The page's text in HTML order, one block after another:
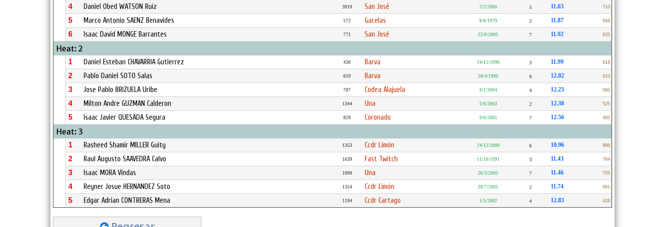
4 Daniel Obed WATSON Ruiz 3919 San José 2/2/2000 5 11.63 710
5 Marco Antonio SAENZ Benavides 572 Gacelas 8/6/1979 2 11.87 648
6 Isaac David MONGE Barrantes 771 San José 22/6/2005 7 11.92 635
Heat: 2
1 Daniel Esteban CHAVARRIA Gutierrez 430 Barva 14/11/1996 3 11.99 618
2 Pablo Daniel SOTO Salas 619 Barva 28/4/1999 6 12.02 610
3 Jose Pablo BRIZUELA Uribe 707 Codea Alajuela 9/1/2004 4 12.23 560
4 Milton Andre GUZMAN Calderon 1344 Una 5/6/2003 2 12.38 525
5 Isaac Javier QUESADA Segura 829 Coronado 9/6/2005 7 12.56 485
Heat: 3
1 Rasheed Shamir MILLER Guity 1353 Ccdr Limón 24/12/2000 6 10.96 898
2 Raul Augusto SAAVEDRA Calvo 1639 Fast Twitch 11/10/1991 3 11.43 764
3 Isaac MORA Vindas 1000 Una 26/3/2005 7 11.46 755
4 Reyner Josue HERNANDEZ Soto 1354 Ccdr Limón 28/7/2005 2 11.74 681
5 Edgar Adrian CONTRERAS Mena 1194 Ccdr Cartago 1/5/2002 4 12.83 428